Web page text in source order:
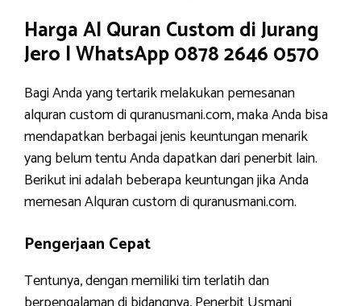
Harga Al Quran Custom di Jurang
Jero | WhatsApp 0878 2646 0570
Bagi Anda yang tertarik melakukan pemesanan
alquran custom di quranusmani.com, maka Anda bisa
mendapatkan berbagai jenis keuntungan menarik
yang belum tentu Anda dapatkan dari penerbit lain.
Berikut ini adalah beberapa keuntungan jika Anda
memesan Alquran custom di quranusmani.com.
Pengerjaan Cepat
Tentunya, dengan memiliki tim terlatih dan